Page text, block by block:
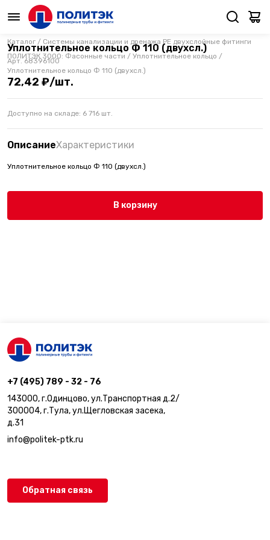
Каталог / Системы канализации и дренажа PE двухслойные фитинги
ПОЛИТЭК 3000: Фасонные части / Уплотнительное кольцо /
Уплотнительное кольцо Ф 110 (двухсл.)
Уплотнительное кольцо Ф 110 (двухсл.)
Арт.68396100
72,42 ₽/шт.
Доступно на складе: 6 716 шт.
ОписаниеХарактеристики
Уплотнительное кольцо Ф 110 (двухсл.)
В корзину
+7 (495) 789 - 32 - 76
143000, г.Одинцово, ул.Транспортная д.2/
300004, г.Тула, ул.Щегловская засека,
д.31
info@politek-ptk.ru
Обратная связь